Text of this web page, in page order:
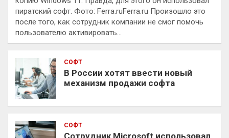
пиратский софт. Фото: Ferra.ruFerra.ru Произошло это
после того, как сотрудник компании не смог помочь
пользователю активировать…
СОФТ
В России хотят ввести новый
механизм продажи софта
СОФТ
Сотрудник Microsoft использовал